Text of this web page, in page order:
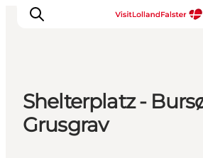
Natur und Outdoor
Familienurlaub
Shelterplatz -
Grusgrav